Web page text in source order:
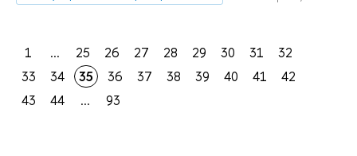
1 ... 25 26 27 28 29 30 31
32
33
34 35 36 37 38 39 40 41
42
43
44 ... 93